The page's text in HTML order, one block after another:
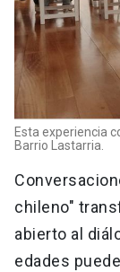
Esta experiencia
Barrio Lastarria.
chileno"
abierto al
edades